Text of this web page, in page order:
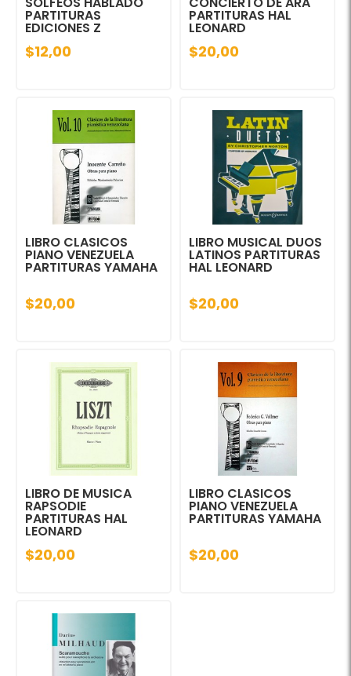
PARTITURAS
EDICIONES Z
$12,00
PARTITURAS HAL
LEONARD
$20,00
LIBRO CLASICOS
PIANO VENEZUELA
PARTITURAS YAMAHA
$20,00
LIBRO MUSICAL DUOS
LATINOS PARTITURAS
HAL LEONARD
$20,00
LIBRO DE MUSICA
RAPSODIE
PARTITURAS HAL
LEONARD
$20,00
LIBRO CLASICOS
PIANO VENEZUELA
PARTITURAS YAMAHA
$20,00